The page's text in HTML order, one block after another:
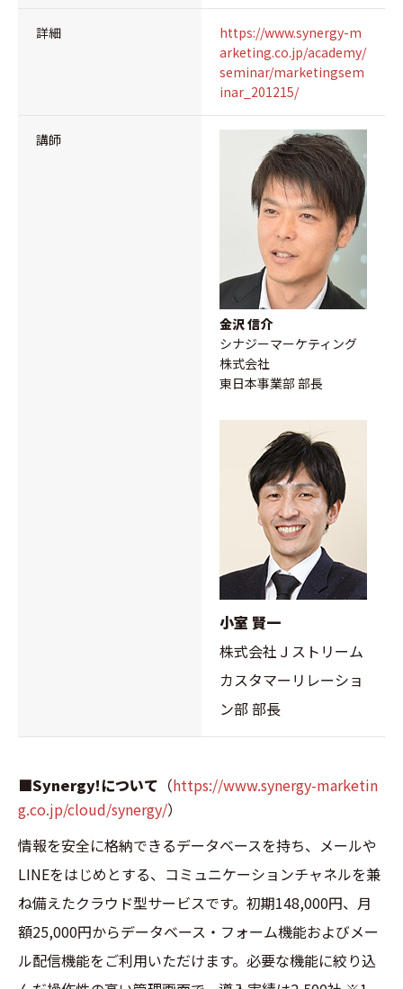
詳細
https://www.synergy-m
arketing.co.jp/academy/
seminar/marketingsem
inar_201215/
講師
金沢 信介
シナジーマーケティング
株式会社
東日本事業部 部長
小室 賢一
株式会社Ｊストリーム
カスタマーリレーショ
ン部 部長
■Synergy!について （https://www.synergy-marketin
g.co.jp/cloud/synergy/）
情報を安全に格納できるデータベースを持ち、メールや
LINEをはじめとする、コミュニケーションチャネルを兼
ね備えたクラウド型サービスです。初期148,000円、月
額25,000円からデータベース・フォーム機能およびメー
ル配信機能をご利用いただけます。必要な機能に絞り込